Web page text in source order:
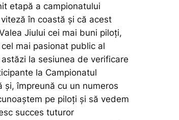
etapă a campionatului
în coastă și că acest
Jiului cei mai buni piloți,
mai pasionat public al
la sesiunea de verificare
la Campionatul
împreună cu un numeros
pe piloți și să vedem
succes tuturor